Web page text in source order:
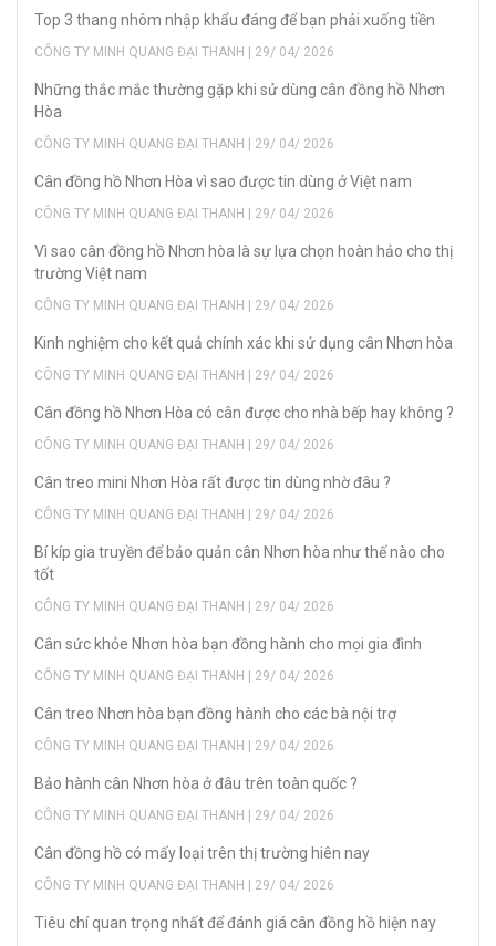
Top 3 thang nhôm nhập khẩu đáng để bạn phải xuống tiền
CÔNG TY MINH QUANG ĐẠI THANH | 29/ 04/ 2026
Những thắc mắc thường gặp khi sử dùng cân đồng hồ Nhơn
Hòa
CÔNG TY MINH QUANG ĐẠI THANH | 29/ 04/ 2026
Cân đồng hồ Nhơn Hòa vì sao được tin dùng ở Việt nam
CÔNG TY MINH QUANG ĐẠI THANH | 29/ 04/ 2026
Vì sao cân đồng hồ Nhơn hòa là sự lựa chọn hoàn hảo cho thị
trường Việt nam
CÔNG TY MINH QUANG ĐẠI THANH | 29/ 04/ 2026
Kinh nghiệm cho kết quả chính xác khi sử dụng cân Nhơn hòa
CÔNG TY MINH QUANG ĐẠI THANH | 29/ 04/ 2026
Cân đồng hồ Nhơn Hòa có cân được cho nhà bếp hay không ?
CÔNG TY MINH QUANG ĐẠI THANH | 29/ 04/ 2026
Cân treo mini Nhơn Hòa rất được tin dùng nhờ đâu ?
CÔNG TY MINH QUANG ĐẠI THANH | 29/ 04/ 2026
Bí kíp gia truyền để bảo quản cân Nhơn hòa như thế nào cho
tốt
CÔNG TY MINH QUANG ĐẠI THANH | 29/ 04/ 2026
Cân sức khỏe Nhơn hòa bạn đồng hành cho mọi gia đình
CÔNG TY MINH QUANG ĐẠI THANH | 29/ 04/ 2026
Cân treo Nhơn hòa bạn đồng hành cho các bà nội trợ
CÔNG TY MINH QUANG ĐẠI THANH | 29/ 04/ 2026
Bảo hành cân Nhơn hòa ở đâu trên toàn quốc ?
CÔNG TY MINH QUANG ĐẠI THANH | 29/ 04/ 2026
Cân đồng hồ có mấy loại trên thị trường hiên nay
CÔNG TY MINH QUANG ĐẠI THANH | 29/ 04/ 2026
Tiêu chí quan trọng nhất để đánh giá cân đồng hồ hiện nay